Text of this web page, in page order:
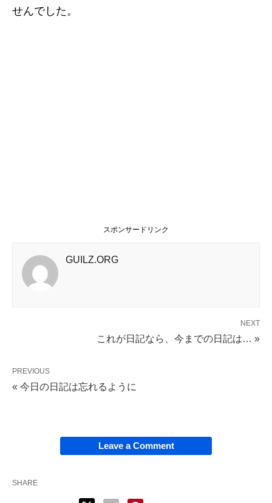
せんでした。
スポンサードリンク
GUILZ.ORG
NEXT
これが日記なら、今までの日記は… »
PREVIOUS
« 今日の日記は忘れるように
Leave a Comment
SHARE